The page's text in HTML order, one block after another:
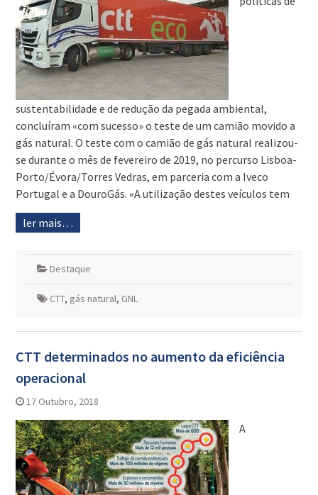
sustentabilidade e de redução da pegada ambiental,
concluíram «com sucesso» o teste de um camião movido a
gás natural. O teste com o camião de gás natural realizou-
se durante o mês de fevereiro de 2019, no percurso Lisboa-
Porto/Évora/Torres Vedras, em parceria com a Iveco
Portugal e a DouroGás. «A utilização destes veículos tem
ler mais…
Destaque
CTT, gás natural, GNL
CTT determinados no aumento da eficiência
operacional
17 Outubro, 2018
A